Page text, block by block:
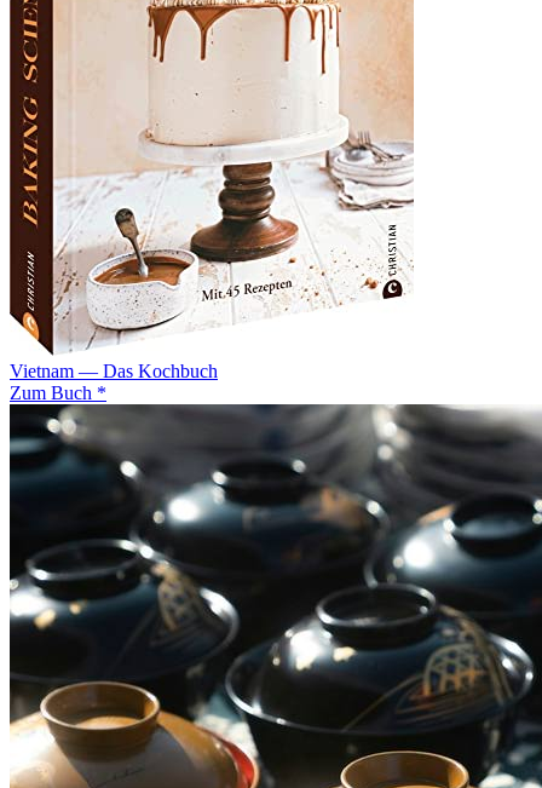
Vietnam — Das Kochbuch
Zum Buch *